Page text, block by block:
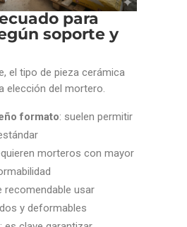
para
soporte y
el tipo de pieza cerámica
elección del mortero.
formato: suelen permitir
morteros con mayor
recomendable usar
y deformables